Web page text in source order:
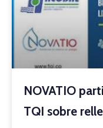
NOVATIO
TQI sobre